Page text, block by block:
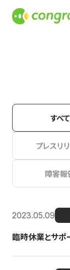
すべて
プレスリ
障害報
2023.05.09
臨時休業とサポ